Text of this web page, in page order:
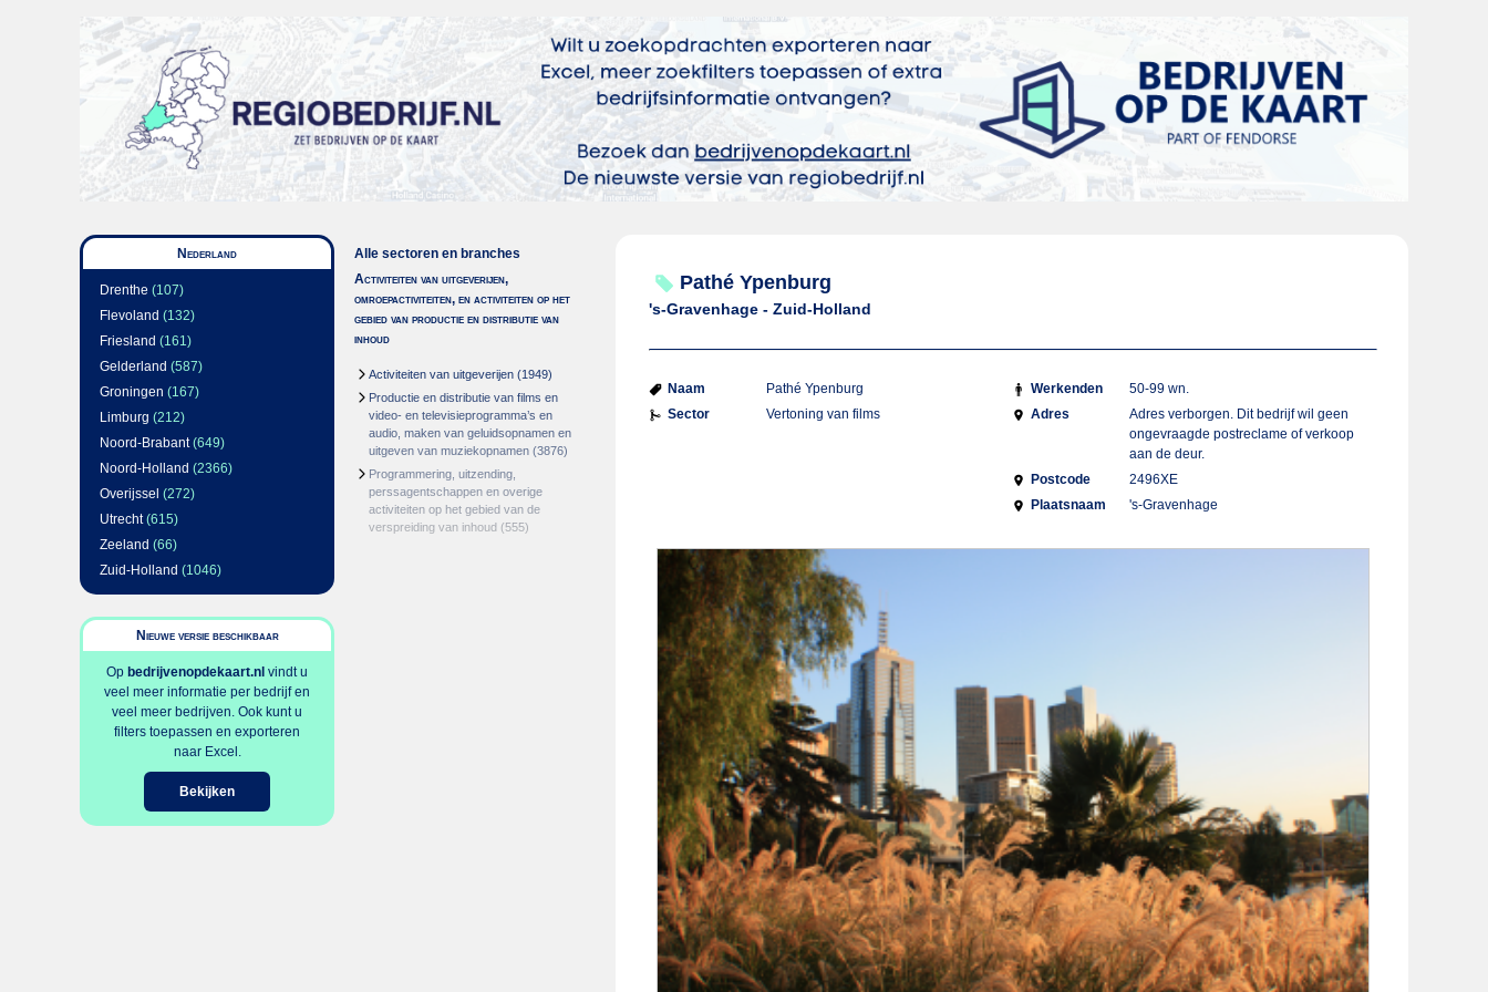
Nederland
Drenthe (107)
Flevoland (132)
Friesland (161)
Gelderland (587)
Groningen (167)
Limburg (212)
Noord-Brabant(649)
Noord-Holland (2366)
Overijssel (272)
Utrecht(615)
Zeeland (66)
Zuid-Holland (1046)
Nieuwe versie beschikbaar
Op bedrijvenopdekaart.nl vindt u
veel meer informatie per bedrijf en
veel meer bedrijven. Ook kunt u
filters toepassen en exporteren
naar Excel.
Bekijken
Alle sectoren en branches
Activiteiten van uitgeverijen,
omroepactiviteiten, en activiteiten op het
gebied van productie en distributie van
inhoud
Activiteiten van uitgeverijen (1949)
Productie en distributie van films en
video- en televisieprogramma’s en
audio, maken van geluidsopnamen en
uitgeven van muziekopnamen (3876)
Programmering, uitzending,
perssagentschappen en overige
activiteiten op het gebied van de
verspreiding van inhoud (555)
Pathé Ypenburg
's-Gravenhage - Zuid-Holland
Naam
Pathé Ypenburg
Sector
Vertoning van films
Werkenden
50-99 wn.
Adres
Adres verborgen. Dit bedrijf wil geen
ongevraagde postreclame of verkoop
aan de deur.
Postcode
2496XE
Plaatsnaam
's-Gravenhage